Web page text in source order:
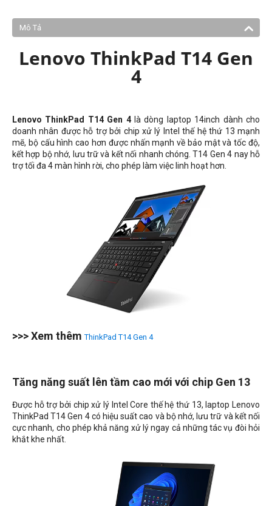
Mô Tả
Lenovo ThinkPad T14 Gen
4
Lenovo ThinkPad T14 Gen 4là dòng laptop 14inch dành cho
doanh nhân được hỗ trợ bởi chip xử lý Intel thế hệ thứ 13 mạnh
mẽ, bộ cấu hình cao hơn được nhấn mạnh về bảo mật và tốc độ,
kết hợp bộ nhớ, lưu trữ và kết nối nhanh chóng. T14 Gen 4 nay hỗ
trợ tối đa 4 màn hình rời, cho phép làm việc linh hoạt hơn.
>>> Xem thêmThinkPad T14 Gen 4
Tăng năng suất lên tầm cao mới với chip Gen 13
Được hỗ trợ bởi chip xử lý Intel Core thế hệ thứ 13, laptop Lenovo
ThinkPad T14 Gen 4 có hiệu suất cao và bộ nhớ, lưu trữ và kết nối
cực nhanh, cho phép khả năng xử lý ngay cả những tác vụ đòi hỏi
khắt khe nhất.